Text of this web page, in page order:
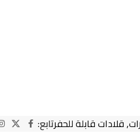
,قلادات قابلة للحفرتابع: